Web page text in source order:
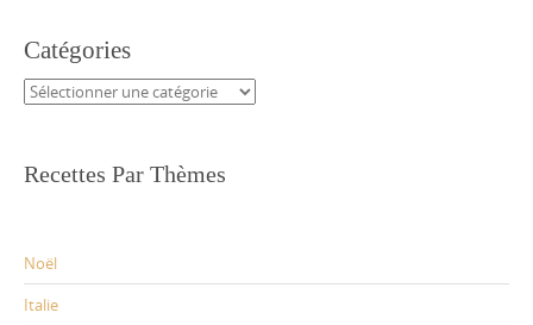
Catégories
Catégories
Recettes Par Thèmes
Noël
Italie